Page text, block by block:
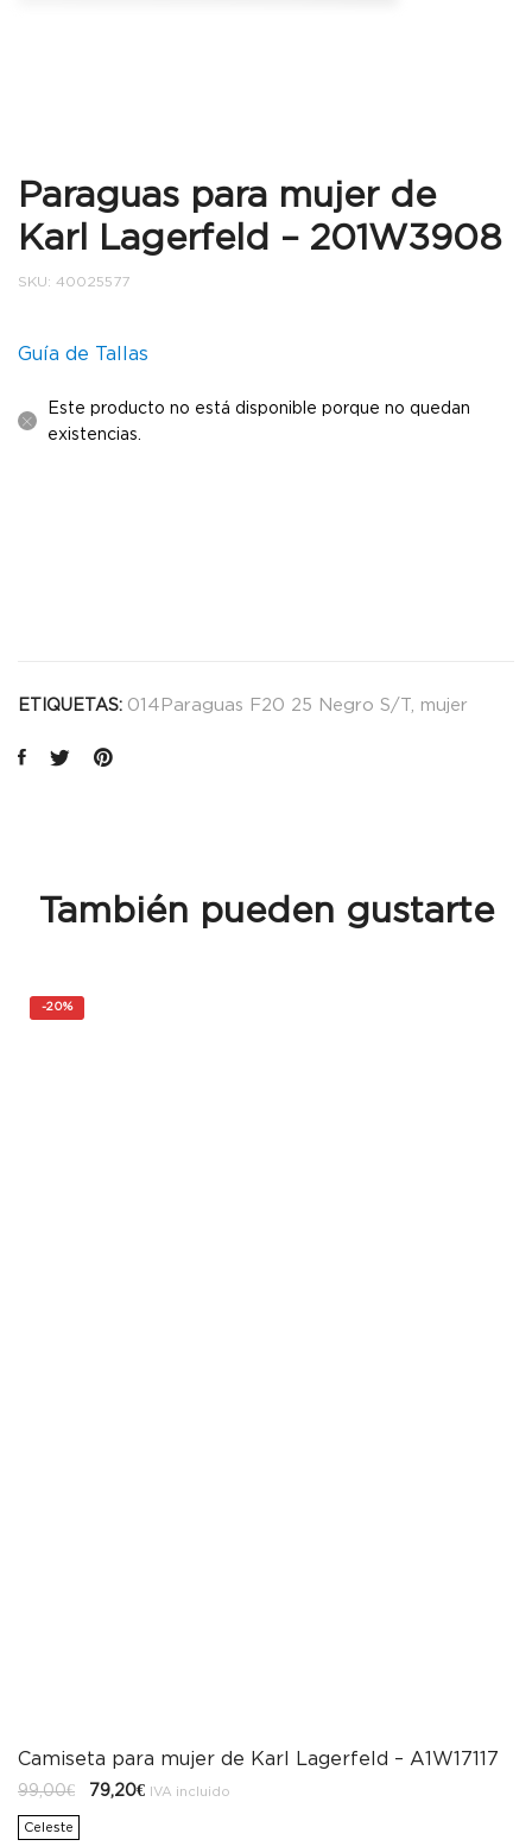
Paraguas para mujer de
Karl Lagerfeld – 201W3908
SKU: 40025577
Guía de Tallas
Este producto no está disponible porque no quedan
existencias.
ETIQUETAS: 014Paraguas F20 25 Negro S/T mujer
También pueden gustarte
-20%
Camiseta para mujer de Karl Lagerfeld – A1W17117
99,00€
El
era:
79,20€ElIVA incluido
Celeste